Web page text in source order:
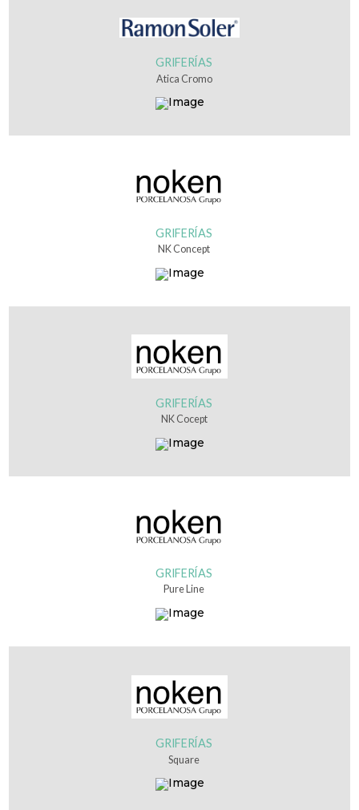
GRIFERÍAS
Atica Cromo
GRIFERÍAS
NK Concept
GRIFERÍAS
NK Cocept
GRIFERÍAS
Pure Line
GRIFERÍAS
Square